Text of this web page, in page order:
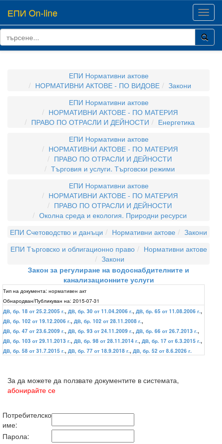
ЕПИ On-line
ЕПИ Нормативни актове
НОРМАТИВНИ АКТОВЕ - ПО ВИДОВЕ
Закони
ЕПИ Нормативни актове
НОРМАТИВНИ АКТОВЕ - ПО МАТЕРИЯ
ПРАВО ПО ОТРАСЛИ И ДЕЙНОСТИ
Енергетика
ЕПИ Нормативни актове
НОРМАТИВНИ АКТОВЕ - ПО МАТЕРИЯ
ПРАВО ПО ОТРАСЛИ И ДЕЙНОСТИ
Търговия и услуги. Търговски режими
ЕПИ Нормативни актове
НОРМАТИВНИ АКТОВЕ - ПО МАТЕРИЯ
ПРАВО ПО ОТРАСЛИ И ДЕЙНОСТИ
Околна среда и екология. Природни ресурси
ЕПИ Счетоводство и данъци
Нормативни актове
Закони
ЕПИ Търговско и облигационно право
Нормативни актове
Закони
Закон за регулиране на водоснабдителните и
канализационните услуги
Тип на документа: нормативен акт
Обнародван/Публикуван на: 2015-07-31
ДВ, бр. 18 от 25.2.2005 г., ДВ, бр. 30 от 11.04.2006 г., ДВ, бр. 65 от 11.08.2006 г.,
ДВ, бр. 102 от 19.12.2006 г., ДВ, бр. 102 от 28.11.2008 г.,
ДВ, бр. 47 от 23.6.2009 г., ДВ, бр. 93 от 24.11.2009 г., ДВ, бр. 66 от 26.7.2013 г.,
ДВ, бр. 103 от 29.11.2013 г., ДВ, бр. 98 от 28.11.2014 г., ДВ, бр. 17 от 6.3.2015 г.,
ДВ, бр. 58 от 31.7.2015 г., ДВ, бр. 77 от 18.9.2018 г., ДВ, бр. 52 от 8.6.2026 г.
За да можете да ползвате документите в системата,
абонирайте се
Потребителско
име:
Парола: